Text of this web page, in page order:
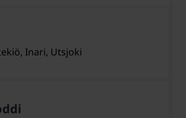
Inari, Utsjoki